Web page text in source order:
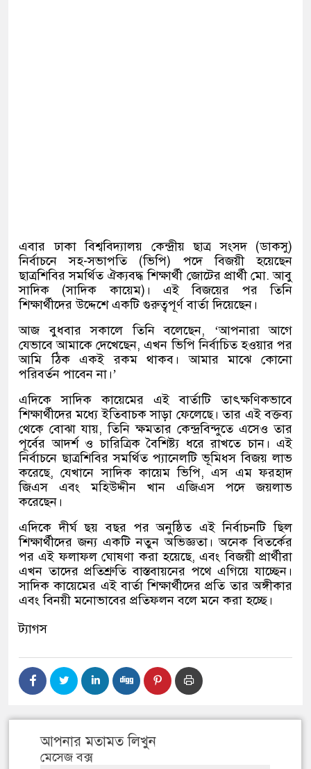
এবার ঢাকা বিশ্ববিদ্যালয় কেন্দ্রীয় ছাত্র সংসদ (ডাকসু)
নির্বাচনে সহ-সভাপতি (ভিপি) পদে বিজয়ী হয়েছেন
ছাত্রশিবির সমর্থিত ঐক্যবদ্ধ শিক্ষার্থী জোটের প্রার্থী মো. আবু
সাদিক (সাদিক কায়েম)। এই বিজয়ের পর তিনি
শিক্ষার্থীদের উদ্দেশে একটি গুরুত্বপূর্ণ বার্তা দিয়েছেন।
আজ বুধবার সকালে তিনি বলেছেন, ‘আপনারা আগে
যেভাবে আমাকে দেখেছেন, এখন ভিপি নির্বাচিত হওয়ার পর
আমি ঠিক একই রকম থাকব। আমার মাঝে কোনো
পরিবর্তন পাবেন না।’
এদিকে সাদিক কায়েমের এই বার্তাটি তাৎক্ষণিকভাবে
শিক্ষার্থীদের মধ্যে ইতিবাচক সাড়া ফেলেছে। তার এই বক্তব্য
থেকে বোঝা যায়, তিনি ক্ষমতার কেন্দ্রবিন্দুতে এসেও তার
পূর্বের আদর্শ ও চারিত্রিক বৈশিষ্ট্য ধরে রাখতে চান। এই
নির্বাচনে ছাত্রশিবির সমর্থিত প্যানেলটি ভূমিধ্স বিজয় লাভ
করেছে, যেখানে সাদিক কায়েম ভিপি, এস এম ফরহাদ
জিএস এবং মহিউদ্দীন খান এজিএস পদে জয়লাভ
করেছেন।
এদিকে দীর্ঘ ছয় বছর পর অনুষ্ঠিত এই নির্বাচনটি ছিল
শিক্ষার্থীদের জন্য একটি নতুন অভিজ্ঞতা। অনেক বিতর্কের
পর এই ফলাফল ঘোষণা করা হয়েছে, এবং বিজয়ী প্রার্থীরা
এখন তাদের প্রতিশ্রুতি বাস্তবায়নের পথে এগিয়ে যাচ্ছেন।
সাদিক কায়েমের এই বার্তা শিক্ষার্থীদের প্রতি তার অঙ্গীকার
এবং বিনয়ী মনোভাবের প্রতিফলন বলে মনে করা হচ্ছে।
ট্যাগস
আপনার মতামত লিখুন
মেসেজ বক্স